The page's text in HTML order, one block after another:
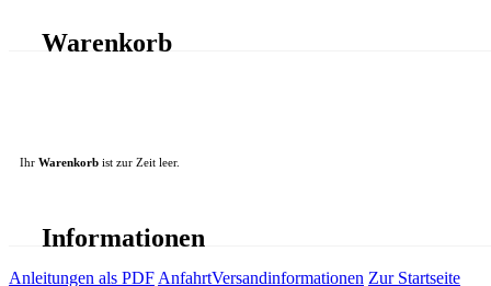
Warenkorb
Ihr Warenkorb ist zur Zeit leer.
Informationen
Anleitungen als PDF AnfahrtVersandinformationen Zur Startseite